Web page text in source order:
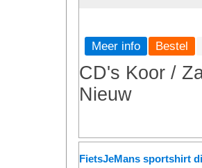
Meer info
CD's Koor /
Nieuw
FietsJeMans sportshirt